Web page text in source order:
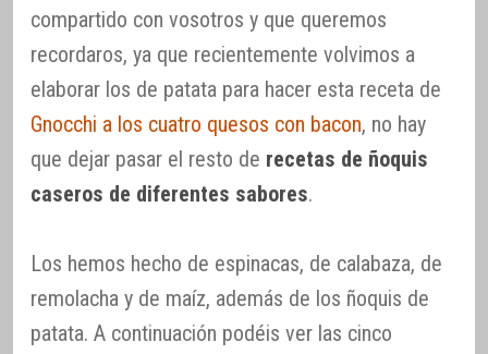
compartido con vosotros y que queremos
recordaros, ya que recientemente volvimos a
elaborar los de patata para hacer esta receta de
Gnocchi a los cuatro quesos con bacon, no hay
que dejar pasar el resto de recetas de ñoquis
caseros de diferentes sabores.
Los hemos hecho de espinacas, de calabaza, de
remolacha y de maíz, además de los ñoquis de
patata. A continuación podéis ver las cinco